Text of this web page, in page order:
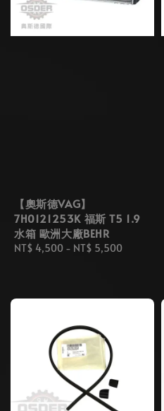
【奧斯德VAG】
7H0121253K 福斯 T5 1.9
水箱 歐洲大廠BEHR
Regular
NT$ 4,500 - NT$ 5,500